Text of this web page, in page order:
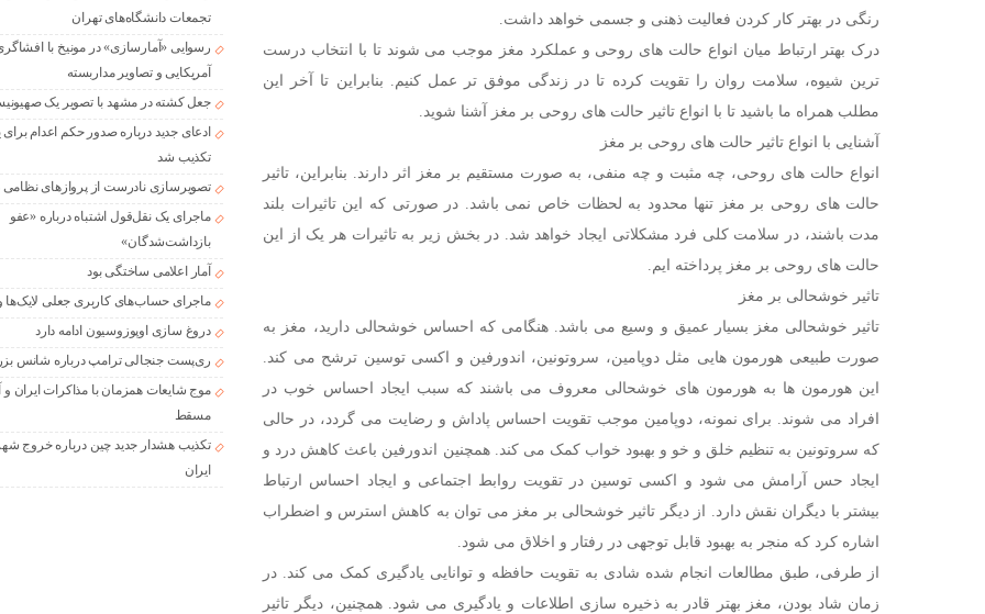
رنگی در بهتر کار کردن فعالیت ذهنی و جسمی خواهد داشت.
درک بهتر ارتباط میان انواع حالت ‌های روحی و عملکرد مغز موجب می شوند تا با انتخاب درست
ترین شیوه، سلامت روان را تقویت کرده تا در زندگی موفق تر عمل کنیم. بنابراین تا آخر این
مطلب همراه ما باشید تا با انواع تاثیر حالت های روحی بر مغز آشنا شوید.
آشنایی با انواع تاثیر حالت های روحی بر مغز
انواع حالت ‌های روحی، چه مثبت و چه منفی، به صورت مستقیم بر مغز اثر دارند. بنابراین، تاثیر
حالت های روحی بر مغز تنها محدود به لحظات خاص نمی باشد. در صورتی که این تاثیرات بلند
مدت باشند، در سلامت کلی فرد مشکلاتی ایجاد خواهد شد. در بخش زیر به تاثیرات هر یک از این
حالت های روحی بر مغز پرداخته ایم.
تاثیر خوشحالی بر مغز
تاثیر خوشحالی مغز بسیار عمیق و وسیع می باشد. هنگامی که احساس خوشحالی دارید، مغز به
صورت طبیعی هورمون ‌هایی مثل دوپامین، سروتونین، اندورفین و اکسی‌ توسین ترشح می ‌کند.
این هورمون ‌ها به هورمون ‌های خوشحالی معروف می باشند که سبب ایجاد احساس خوب در
افراد می ‌شوند. برای نمونه، دوپامین موجب تقویت احساس پاداش و رضایت می گردد، در حالی
که سروتونین به تنظیم خلق و خو و بهبود خواب کمک می‌ کند. همچنین اندورفین باعث کاهش درد و
ایجاد حس آرامش می ‌شود و اکسی ‌توسین در تقویت روابط اجتماعی و ایجاد احساس ارتباط
بیشتر با دیگران نقش دارد. از دیگر تاثیر خوشحالی بر مغز می توان به کاهش استرس و اضطراب
اشاره کرد که منجر به بهبود قابل توجهی در رفتار و اخلاق می شود.
از طرفی، طبق مطالعات انجام شده شادی به تقویت حافظه و توانایی یادگیری کمک می ‌کند. در
زمان شاد بودن، مغز بهتر قادر به ذخیره ‌سازی اطلاعات و یادگیری می‌ شود. همچنین، دیگر تاثیر
تجمعات دانشگاه‌های تهران
رسوایی «آمارسازی» در مونیخ با
آمریکایی و تصاویر مداربسته
جعل کشته در مشهد با تصویر یک
ادعای جدید درباره صدور حکم اعدام
تکذیب شد
تصویرسازی نادرست از پروازهای نظامی
ماجرای یک نقل‌قول اشتباه درباره «عفو
بازداشت‌شدگان»
آمار اعلامی ساختگی بود
ماجرای حساب‌های کاربری جعلی لایک‌ها
دروغ سازی اوپوزوسیون ادامه دارد
ری‌پست جنجالی ترامپ درباره شانس
موج شایعات همزمان با مذاکرات ایران و
مسقط
تکذیب هشدار جدید چین درباره خروج
ایران